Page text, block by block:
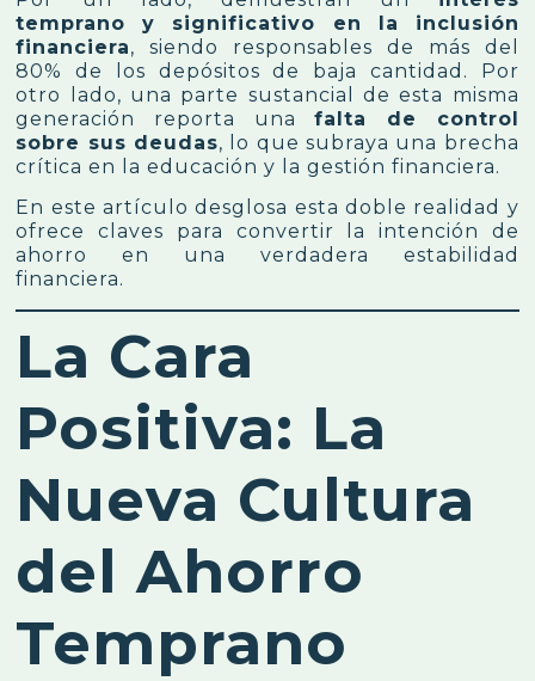
temprano y significativo en la inclusión
financiera, siendo responsables de más del
80% de los depósitos de baja cantidad. Por
otro lado, una parte sustancial de esta misma
generación reporta unafalta de control
sobre sus deudas, lo que subraya una brecha
crítica en la educación y la gestión financiera.
En este artículo desglosa esta doble realidad y
ofrece claves para convertir la intención de
ahorro en una verdadera estabilidad
financiera.
La Cara
Positiva: La
Nueva Cultura
del Ahorro
Temprano